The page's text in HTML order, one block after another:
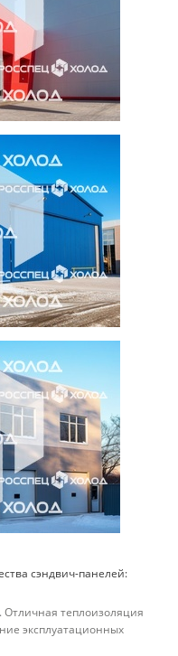
сэндвич-панелей:
Отличная теплоизоляция
эксплуатационных